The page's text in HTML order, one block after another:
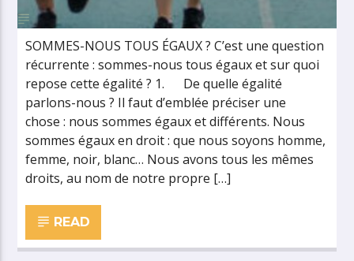
SOMMES-NOUS TOUS ÉGAUX ? C’est une question
récurrente : sommes-nous tous égaux et sur quoi
repose cette égalité ? 1. De quelle égalité
parlons-nous ? Il faut d’emblée préciser une
chose : nous sommes égaux et différents. Nous
sommes égaux en droit : que nous soyons homme,
femme, noir, blanc… Nous avons tous les mêmes
droits, au nom de notre propre […]
READ